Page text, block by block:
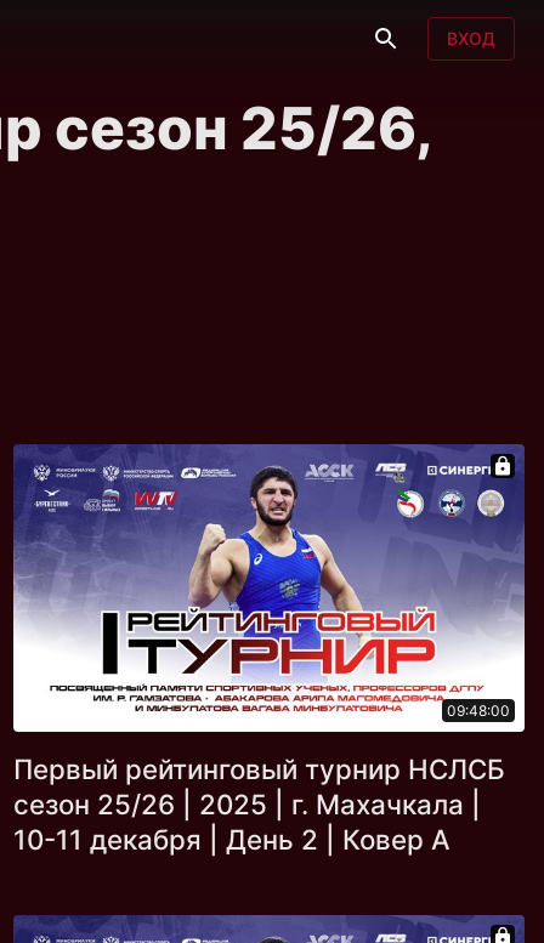
сезон 25/26,
09:48:00
Первый рейтинговый турнир НСЛСБ
сезон 25/26 | 2025 | г. Махачкала |
10-11 декабря | День 2 | Ковер А
ВХОД